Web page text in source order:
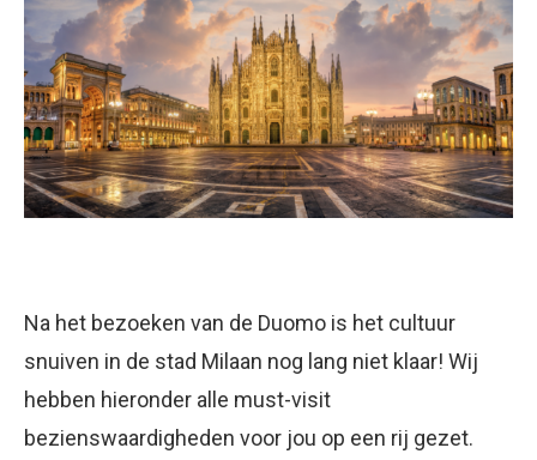
Na het bezoeken van de Duomo is het cultuur
snuiven in de stad Milaan nog lang niet klaar! Wij
hebben hieronder alle must-visit
bezienswaardigheden voor jou op een rij gezet.